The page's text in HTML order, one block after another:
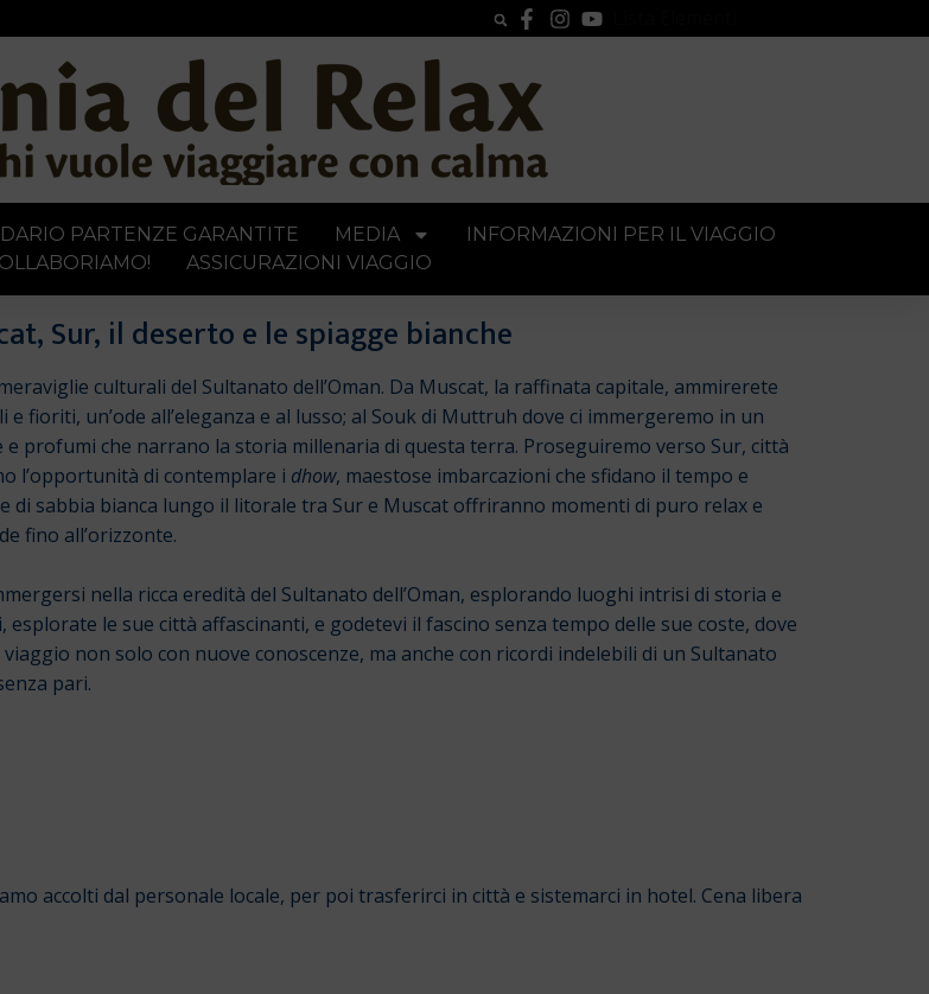
PARTENZE GARANTITE MEDIA
INFORMAZIONI PER IL VIAGGIO
ASSICURAZIONI VIAGGIO
Sur, il deserto e le spiagge bianche
culturali del Sultanato dell’Oman. Da Muscat, la raffinata capitale, ammirerete
fioriti, un’ode all’eleganza e al lusso; al Souk di Muttruh dove ci immergeremo in un
profumi che narrano la storia millenaria di questa terra. Proseguiremo verso Sur, città
l’opportunità di contemplare i dhow, maestose imbarcazioni che sfidano il tempo e
di sabbia bianca lungo il litorale tra Sur e Muscat offriranno momenti di puro relax e
fino all’orizzonte.
nella ricca eredità del Sultanato dell’Oman, esplorando luoghi intrisi di storia e
le sue città affascinanti, e godetevi il fascino senza tempo delle sue coste, dove
non solo con nuove conoscenze, ma anche con ricordi indelebili di un Sultanato
pari.
accolti dal personale locale, per poi trasferirci in città e sistemarci in hotel. Cena libera